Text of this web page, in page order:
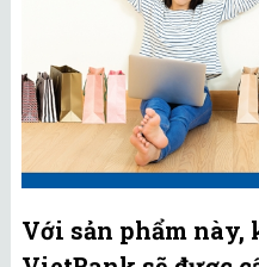
Với sản phẩm này,